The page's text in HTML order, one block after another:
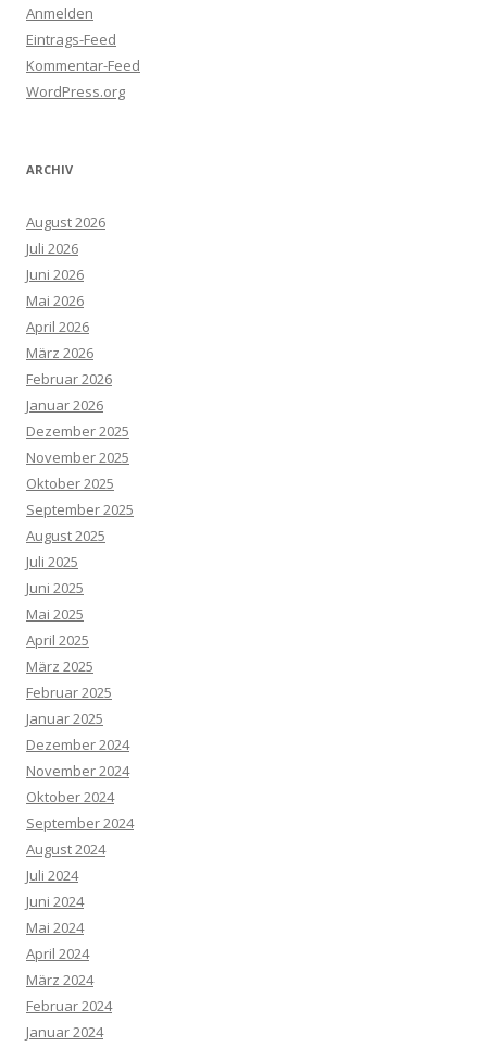
Anmelden
Eintrags-Feed
Kommentar-Feed
WordPress.org
ARCHIV
August 2026
Juli 2026
Juni 2026
Mai 2026
April 2026
März 2026
Februar 2026
Januar 2026
Dezember 2025
November 2025
Oktober 2025
September 2025
August 2025
Juli 2025
Juni 2025
Mai 2025
April 2025
März 2025
Februar 2025
Januar 2025
Dezember 2024
November 2024
Oktober 2024
September 2024
August 2024
Juli 2024
Juni 2024
Mai 2024
April 2024
März 2024
Februar 2024
Januar 2024